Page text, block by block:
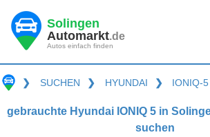
Solingen
Automarkt.de
Autos einfach finden
❯ SUCHEN ❯ HYUNDAI ❯ IONIQ-5
gebrauchte Hyundai IONIQ 5 in
suchen